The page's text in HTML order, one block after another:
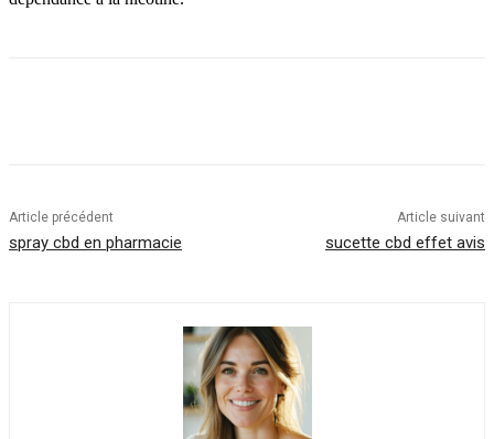
Article précédent
spray cbd en pharmacie
Article suivant
sucette cbd effet avis